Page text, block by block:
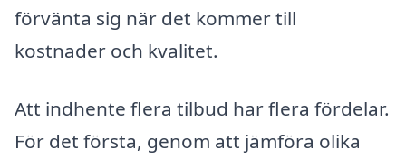
förvänta sig när det kommer till
kostnader och kvalitet.
Att indhente flera tilbud har flera fördelar.
För det första, genom att jämföra olika